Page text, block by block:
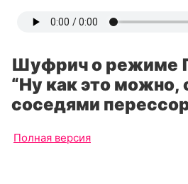
Шуфрич о режиме
“Ну как это можно,
соседями
Полная версия